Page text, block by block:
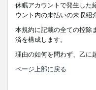
休眠アカウントで発生した
ウント内の未払いの未収紹
本規約に記載の全ての控除
済を構成します。
理由の如何を問わず、乙に
ページ上部に戻る